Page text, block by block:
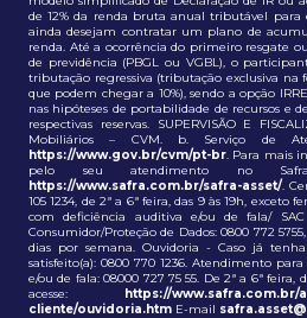
de 12% da renda bruta anual tributável para
ainda desejam contratar um plano de
renda. Até a ocorrência do primeiro resgate
de previdência (PBGL ou VGBL), o
tributação regressiva (tributação exclusiva na
que podem chegar a 10%), sendo a opção
nas hipóteses de portabilidade de recursos e
respectivas reservas. SUPERVISÃO E
Mobiliários – CVM. b. Serviço de
https://www.gov.br/cvm/pt-br. Para mais
pelo seu atendimento no
https://www.safra.com.br/safra-asset/.
105 1234, de 2ª a 6ª feira, das 9 às 19h, exceto
com deficiência auditiva e/ou de fala/
Consumidor/Proteção de Dados: 0800 772
dias por semana. Ouvidoria - Caso já
satisfeito(a): 0800 770 1236. Atendimento
e/ou de fala: 08000 727 75 55. De 2ª a 6ª feira,
acesse: https://www.safra.com.br/
cliente/ouvidoria.htm E-mail